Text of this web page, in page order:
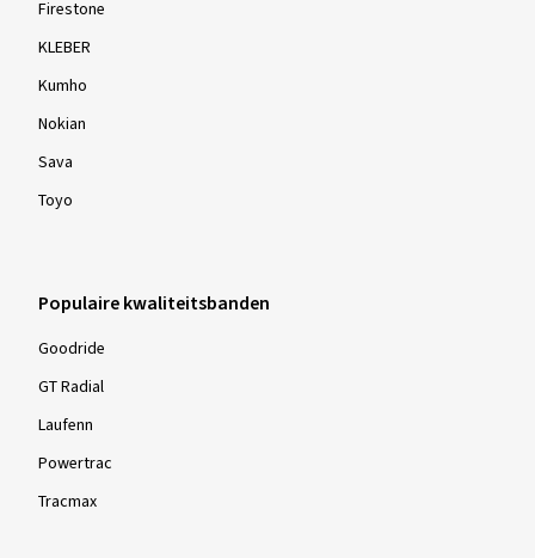
Firestone
KLEBER
Kumho
Nokian
Sava
Toyo
Populaire kwaliteitsbanden
Goodride
GT Radial
Laufenn
Powertrac
Tracmax